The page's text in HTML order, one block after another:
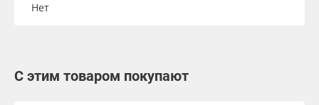
Нет
С этим товаром покупают